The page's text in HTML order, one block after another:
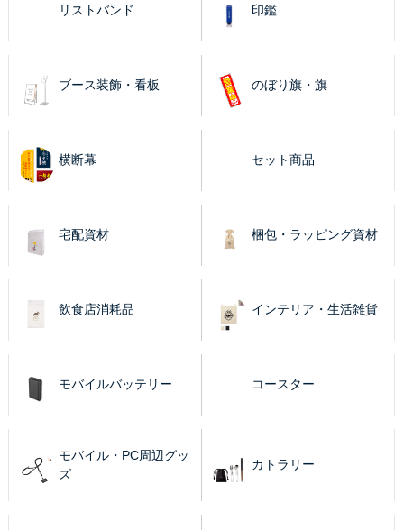
リストバンド 印鑑
ブース装飾・看板 のぼり旗・旗
横断幕 セット商品
宅配資材 梱包・ラッピング資材
飲食店消耗品 インテリア・生活雑貨
モバイルバッテリー コースター
モバイル・PC周辺グッ
ズ
カトラリー